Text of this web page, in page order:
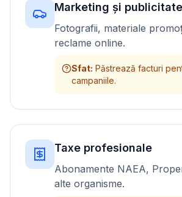
Marketing și publicitate
Fotografii, materiale
reclame online.
Sfat: Păstrează facturi
campaniile.
Taxe profesionale
Abonamente NAEA,
alte organisme.